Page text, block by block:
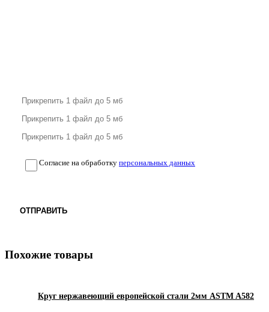
Согласие на обработку персональных данных
ОТПРАВИТЬ
Похожие товары
Круг нержавеющий европейской стали 2мм ASTM A582